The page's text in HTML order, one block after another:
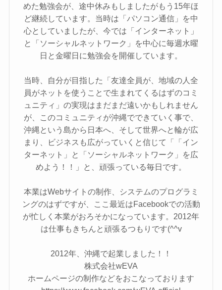
めた勉強会が、途中休みもしましたがもう15年ほ
ど継続しています。当時は「パソコン通信」を中
心としていましたが、今では「インターネット」
と「ソーシャルネットワーク」を中心に毎週水曜
日と金曜日に勉強会を開催しています。
当時、自分が目指した「友達全員が、地域の人全
員がネットを使うことで生まれてくるはずのコミ
ュニティ」の実現はまだまだ遠いかもしれません
が、このコミュニティが沖縄でできていく事で、
沖縄という島から日本へ、そして世界へと輪が広
まり、ビジネスも広がっていくと信じて「「イン
ターネット」と「ソーシャルネットワーク」を広
めよう！！」と、頑張っている毎日です。
本業はWebサイトの制作、システムのプログラミ
ングのはずですが、ここ最近はFacebookでの活動
が忙しく本業がおろそかになっています。2012年
は仕事もきちんと頑張るつもりです(^^v
2012年、沖縄で起業しました！！
株式会社wEVA
ホームページの制作などをおこなっております